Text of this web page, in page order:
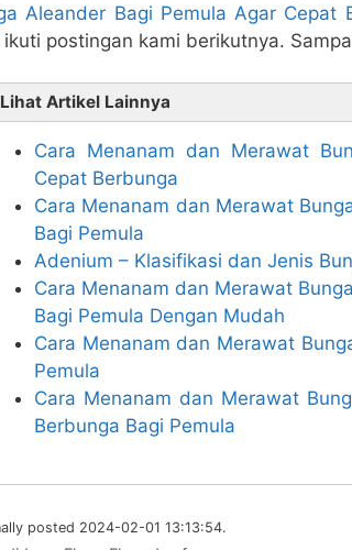
Aleander Bagi Pemula Agar Cepat
ikuti postingan kami berikutnya.
Lihat Artikel Lainnya
Cara Menanam dan Merawat
Cepat Berbunga
Cara Menanam dan Merawat
Bagi Pemula
Adenium – Klasifikasi dan Jenis
Cara Menanam dan Merawat
Bagi Pemula Dengan Mudah
Cara Menanam dan Merawat
Pemula
Cara Menanam dan Merawat
Berbunga Bagi Pemula
posted 2024-02-01 13:13:54.